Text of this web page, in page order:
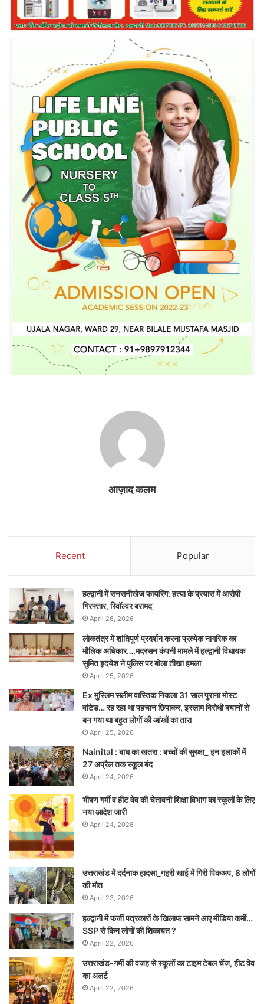
आज़ाद कलम
Recent Popular
हल्द्वानी में सनसनीखेज फायरिंग: हत्या के प्रयास में आरोपी
गिरफ्तार, रिवॉल्वर बरामद
April 26, 2026
लोकतंत्र में शांतिपूर्ण प्रदर्शन करना प्रत्येक नागरिक का
मौलिक अधिकार….मदरसन कंपनी मामले में हल्द्वानी विधायक
सुमित हृदयेश ने पुलिस पर बोला तीखा हमला
April 25, 2026
Ex मुस्लिम सलीम वास्तिक निकला 31 साल पुराना मोस्ट
वांटेड… रह रहा था पहचान छिपाकर, इस्लाम विरोधी बयानों से
बन गया था बहुत लोगों की आंखों का तारा
April 25, 2026
Nainital : बाघ का खतरा : बच्चों की सुरक्षा_ इन इलाकों में
27 अप्रैल तक स्कूल बंद
April 24, 2026
भीषण गर्मी व हीट वेव की चेतावनी शिक्षा विभाग का स्कूलों के लिए
नया आदेश जारी
April 24, 2026
उत्तराखंड में दर्दनाक हादसा_गहरी खाई में गिरी पिकअप, 8 लोगों
की मौत
April 23, 2026
हल्द्वानी में फर्जी पत्रकारों के खिलाफ सामने आए मीडिया कर्मी…
SSP से किन लोगों की शिकायत ?
April 22, 2026
उत्तराखंड-गर्मी की वजह से स्कूलों का टाइम टेबल चेंज, हीट वेव
का अलर्ट
April 22, 2026